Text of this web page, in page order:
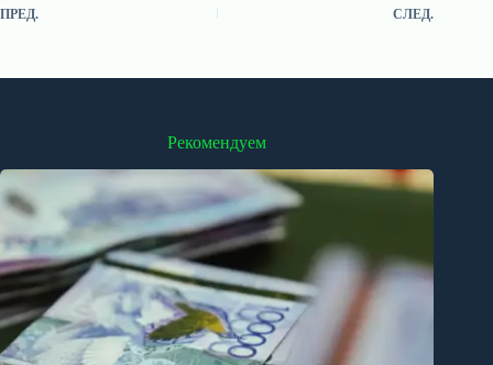
ПРЕД. СЛЕД.
Рекомендуем